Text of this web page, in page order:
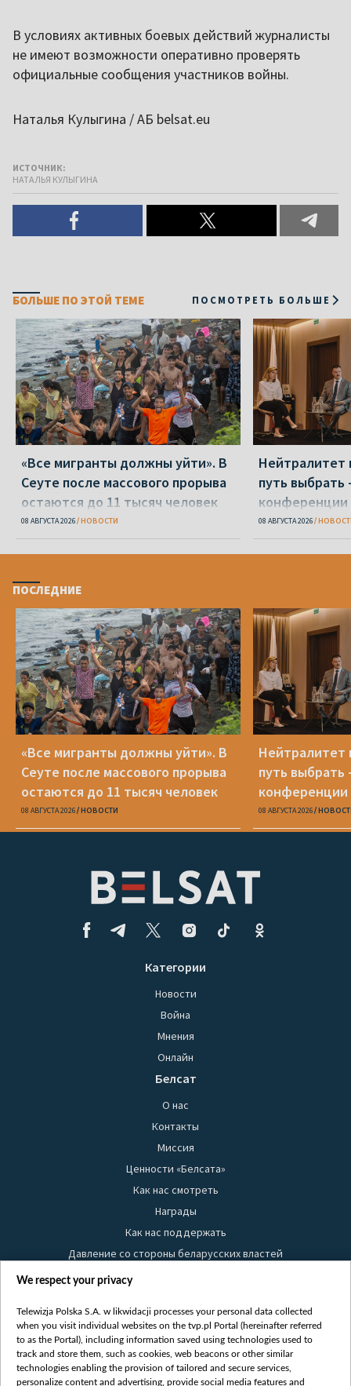
В условиях активных боевых действий журналисты
не имеют возможности оперативно проверять
официальные сообщения участников войны.
Наталья Кулыгина / АБ belsat.eu
ИСТОЧНИК:
НАТАЛЬЯ КУЛЫГИНА
БОЛЬШЕ ПО ЭТОЙ ТЕМЕ ПОСМОТРЕТЬ БОЛЬШЕ
«Все мигранты должны уйти». В
Сеуте после массового прорыва
остаются до 11 тысяч человек
08 АВГУСТА 2026 НОВОСТИ
Нейтралитет
путь выбрать
конференции
08 АВГУСТА 2026
ПОСЛЕДНИЕ
«Все мигранты должны уйти». В
Сеуте после массового прорыва
остаются до 11 тысяч человек
08 АВГУСТА 2026 НОВОСТИ
Нейтралитет
путь выбрать
конференции
08 АВГУСТА 2026
Категории
Новости
Война
Мнения
Онлайн
Белсат
О нас
Контакты
Миссия
Ценности «Белсата»
Как нас смотреть
Награды
Как нас поддержать
Давление со стороны беларусских властей
Правила использования материалов
Безопасность
Youtube
Белсат news
We respect your privacy
Telewizja Polska S.A. w likwidacji processes your personal data collected
when you visit individual websites on the tvp.pl Portal (hereinafter referred
to as the Portal), including information saved using technologies used to
track and store them, such as cookies, web beacons or other similar
technologies enabling the provision of tailored and secure services,
personalize content and advertising, provide social media features and